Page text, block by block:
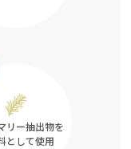
リー抽出物を
として使用